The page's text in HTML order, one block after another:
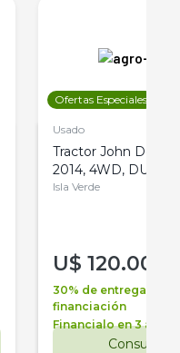
Ofertas Especiales
Usado
Tractor John Deere
2014, 4WD, DUAL
Isla Verde
U$ 120.000
30% de entrega +
financiación
Financialo en 3 años
Consultar